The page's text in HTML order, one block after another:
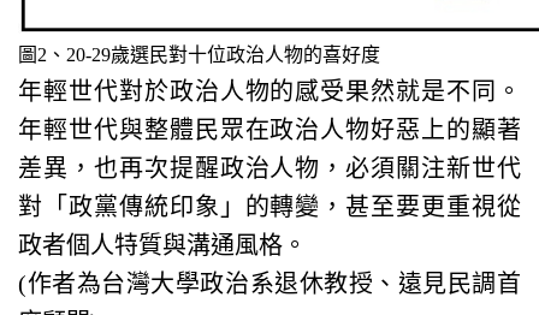
圖2、20-29歲選民對十位政治人物的喜好度
年輕世代對於政治人物的感受果然就是不同。
年輕世代與整體民眾在政治人物好惡上的顯著
差異，也再次提醒政治人物，必須關注新世代
對「政黨傳統印象」的轉變，甚至要更重視從
政者個人特質與溝通風格。
(作者為台灣大學政治系退休教授、遠見民調首